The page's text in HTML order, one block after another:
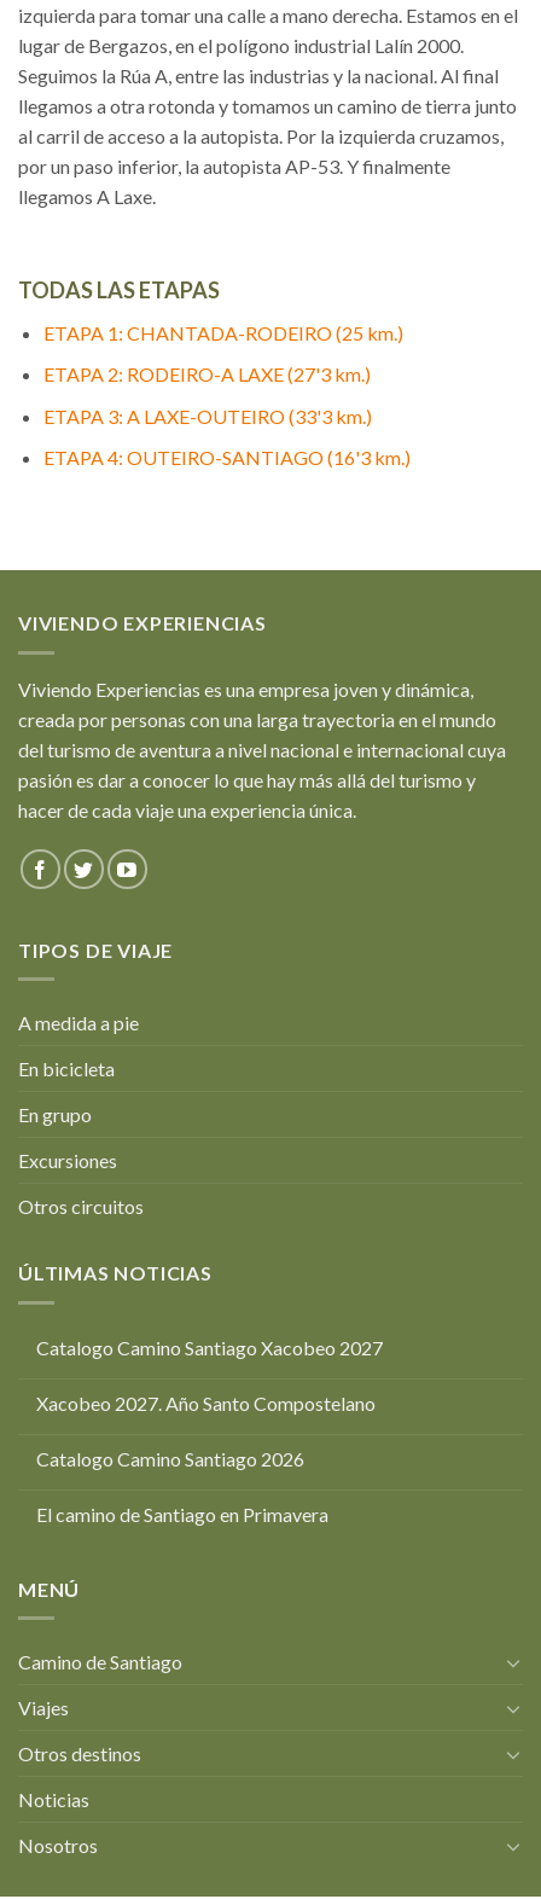
izquierda para tomar una calle a mano derecha. Estamos en el
lugar de Bergazos, en el polígono industrial Lalín 2000.
Seguimos la Rúa A, entre las industrias y la nacional. Al final
llegamos a otra rotonda y tomamos un camino de tierra junto
al carril de acceso a la autopista. Por la izquierda cruzamos,
por un paso inferior, la autopista AP-53. Y finalmente
llegamos A Laxe.
TODAS LAS ETAPAS
ETAPA 1: CHANTADA-RODEIRO (25 km.)
ETAPA 2: RODEIRO-A LAXE (27'3 km.)
ETAPA 3: A LAXE-OUTEIRO (33'3 km.)
ETAPA 4: OUTEIRO-SANTIAGO (16'3 km.)
VIVIENDO EXPERIENCIAS
Viviendo Experiencias es una empresa joven y dinámica,
creada por personas con una larga trayectoria en el mundo
del turismo de aventura a nivel nacional e internacional cuya
pasión es dar a conocer lo que hay más allá del turismo y
hacer de cada viaje una experiencia única.
TIPOS DE VIAJE
A medida a pie
En bicicleta
En grupo
Excursiones
Otros circuitos
ÚLTIMAS NOTICIAS
Catalogo Camino Santiago Xacobeo 2027
Xacobeo 2027. Año Santo Compostelano
Catalogo Camino Santiago 2026
El camino de Santiago en Primavera
MENÚ
Camino de Santiago
Viajes
Otros destinos
Noticias
Nosotros